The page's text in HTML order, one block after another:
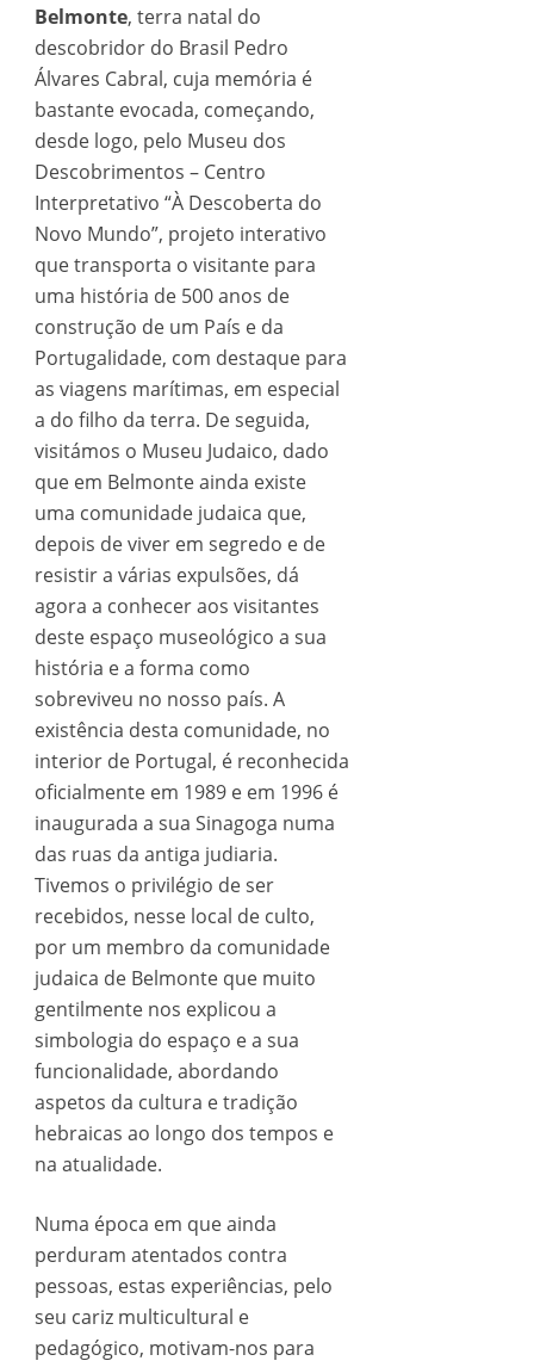
Belmonte, terra natal do
descobridor do Brasil Pedro
Álvares Cabral, cuja memória é
bastante evocada, começando,
desde logo, pelo Museu dos
Descobrimentos – Centro
Interpretativo “À Descoberta do
Novo Mundo”, projeto interativo
que transporta o visitante para
uma história de 500 anos de
construção de um País e da
Portugalidade, com destaque para
as viagens marítimas, em especial
a do filho da terra. De seguida,
visitámos o Museu Judaico, dado
que em Belmonte ainda existe
uma comunidade judaica que,
depois de viver em segredo e de
resistir a várias expulsões, dá
agora a conhecer aos visitantes
deste espaço museológico a sua
história e a forma como
sobreviveu no nosso país. A
existência desta comunidade, no
interior de Portugal, é reconhecida
oficialmente em 1989 e em 1996 é
inaugurada a sua Sinagoga numa
das ruas da antiga judiaria.
Tivemos o privilégio de ser
recebidos, nesse local de culto,
por um membro da comunidade
judaica de Belmonte que muito
gentilmente nos explicou a
simbologia do espaço e a sua
funcionalidade, abordando
aspetos da cultura e tradição
hebraicas ao longo dos tempos e
na atualidade.
Numa época em que ainda
perduram atentados contra
pessoas, estas experiências, pelo
seu cariz multicultural e
pedagógico, motivam-nos para